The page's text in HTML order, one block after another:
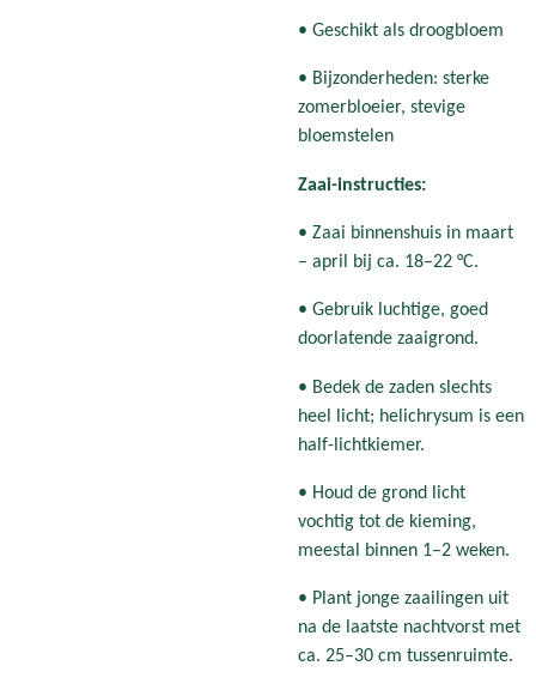
• Geschikt als droogbloem
• Bijzonderheden: sterke
zomerbloeier, stevige
bloemstelen
Zaai-instructies:
• Zaai binnenshuis in maart
– april bij ca. 18–22 °C.
• Gebruik luchtige, goed
doorlatende zaaigrond.
• Bedek de zaden slechts
heel licht; helichrysum is een
half-lichtkiemer.
• Houd de grond licht
vochtig tot de kieming,
meestal binnen 1–2 weken.
• Plant jonge zaailingen uit
na de laatste nachtvorst met
ca. 25–30 cm tussenruimte.